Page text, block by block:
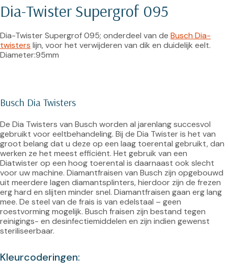
Dia-Twister Supergrof 095
Dia-Twister Supergrof 095; onderdeel van de Busch Dia-
twisters lijn, voor het verwijderen van dik en duidelijk eelt.
Diameter:95mm
Busch Dia Twisters
De Dia Twisters van Busch worden al jarenlang succesvol
gebruikt voor eeltbehandeling. Bij de Dia Twister is het van
groot belang dat u deze op een laag toerental gebruikt, dan
werken ze het meest efficiënt. Het gebruik van een
Diatwister op een hoog toerental is daarnaast ook slecht
voor uw machine. Diamantfraisen van Busch zijn opgebouwd
uit meerdere lagen diamantsplinters, hierdoor zijn de frezen
erg hard en slijten minder snel. Diamantfraisen gaan erg lang
mee. De steel van de frais is van edelstaal – geen
roestvorming mogelijk. Busch fraisen zijn bestand tegen
reinigings- en desinfectiemiddelen en zijn indien gewenst
Kleurcoderingen: